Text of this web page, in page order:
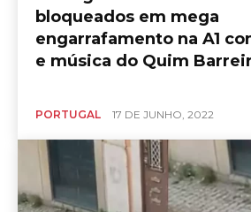
bloqueados em mega
engarrafamento na A1
e música do Quim
PORTUGAL 17 DE JUNHO, 2022